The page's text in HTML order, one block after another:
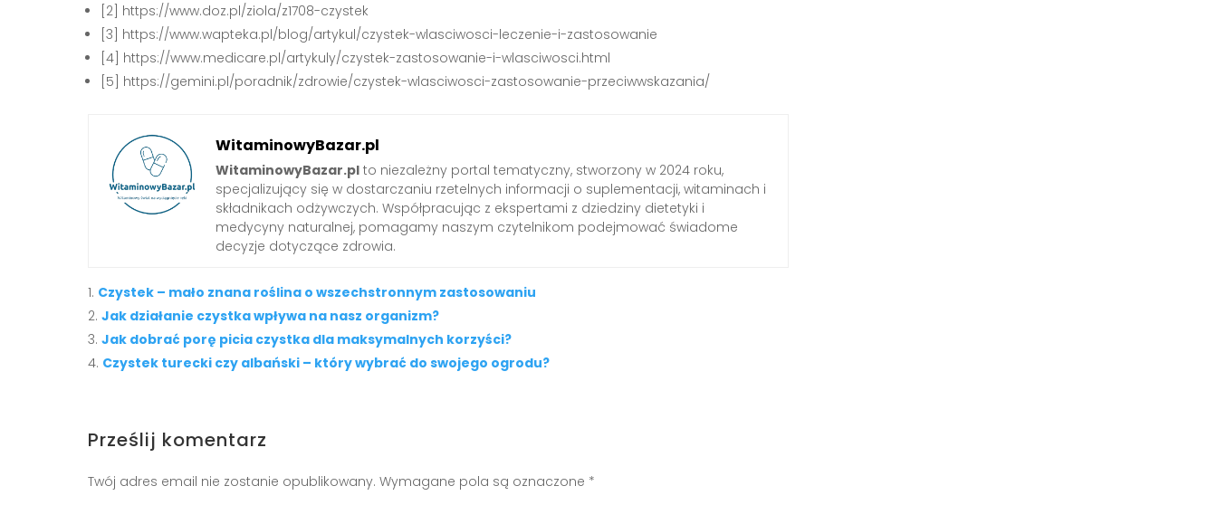
[2] https://www.doz.pl/ziola/z1708-czystek
[3] https://www.wapteka.pl/blog/artykul/czystek-wlasciwosci-leczenie-i-zastosowanie
[4] https://www.medicare.pl/artykuly/czystek-zastosowanie-i-wlasciwosci.html
[5] https://gemini.pl/poradnik/zdrowie/czystek-wlasciwosci-zastosowanie-przeciwwskazania/
WitaminowyBazar.pl
WitaminowyBazar.pl to niezależny portal tematyczny, stworzony w 2024 roku,
specjalizujący się w dostarczaniu rzetelnych informacji o suplementacji, witaminach i
składnikach odżywczych. Współpracując z ekspertami z dziedziny dietetyki i
medycyny naturalnej, pomagamy naszym czytelnikom podejmować świadome
decyzje dotyczące zdrowia.
Czystek – mało znana roślina o wszechstronnym zastosowaniu
Jak działanie czystka wpływa na nasz organizm?
Jak dobrać porę picia czystka dla maksymalnych korzyści?
Czystek turecki czy albański – który wybrać do swojego ogrodu?
Prześlij komentarz
Twój adres email nie zostanie opublikowany. Wymagane pola są oznaczone *